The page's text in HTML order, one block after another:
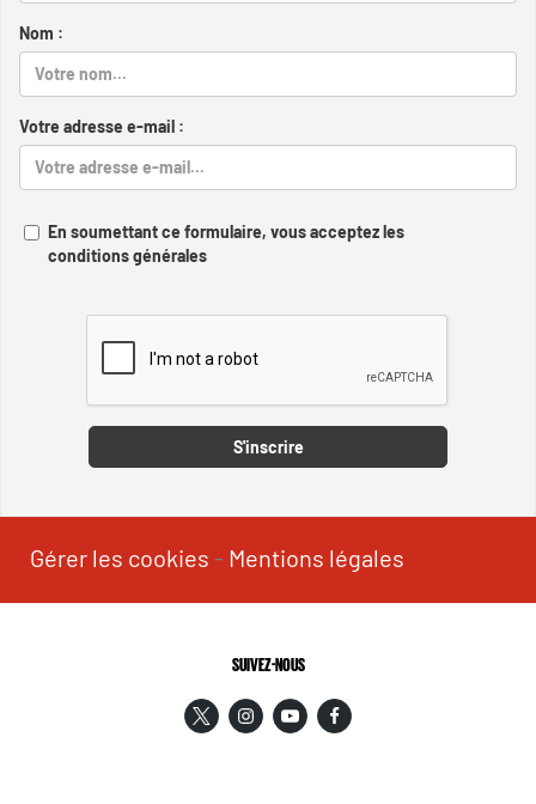
Nom :
Votre adresse e-mail :
En soumettant ce formulaire, vous acceptez les
conditions générales
S'inscrire
Gérer les cookies - Mentions légales
SUIVEZ-NOUS